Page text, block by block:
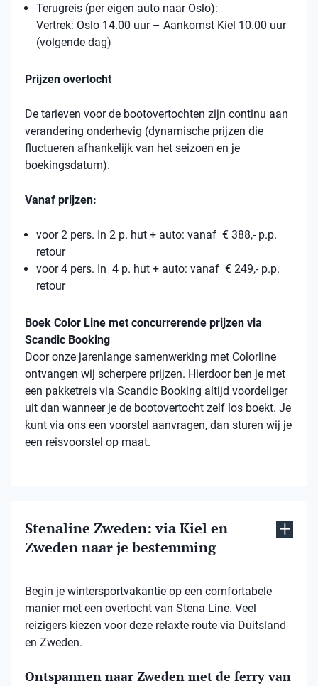
Terugreis (per eigen auto naar Oslo):
Vertrek: Oslo 14.00 uur – Aankomst Kiel 10.00 uur
(volgende dag)
Prijzen overtocht
De tarieven voor de bootovertochten zijn continu aan
verandering onderhevig (dynamische prijzen die
fluctueren afhankelijk van het seizoen en je
boekingsdatum).
Vanaf prijzen:
voor 2 pers. In 2 p. hut + auto: vanaf € 388,- p.p.
retour
voor 4 pers. In 4 p. hut + auto: vanaf € 249,- p.p.
retour
Boek Color Line met concurrerende prijzen via
Scandic Booking
Door onze jarenlange samenwerking met Colorline
ontvangen wij scherpere prijzen. Hierdoor ben je met
een pakketreis via Scandic Booking altijd voordeliger
uit dan wanneer je de bootovertocht zelf los boekt. Je
kunt via ons een voorstel aanvragen, dan sturen wij je
een reisvoorstel op maat.
Stenaline Zweden: via Kiel en
Zweden naar je bestemming
Begin je wintersportvakantie op een comfortabele
manier met een overtocht van Stena Line. Veel
reizigers kiezen voor deze relaxte route via Duitsland
en Zweden.
Ontspannen naar Zweden met de ferry van